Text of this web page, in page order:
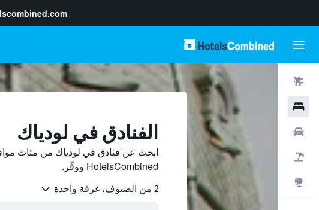
رحلات طيران
حزم العروض
الفنادق في لودياك
ابحث عن فنادق في لودياك من مئات
HotelsCombined ووفّر.
2 من الضيوف، غرفة واحدة